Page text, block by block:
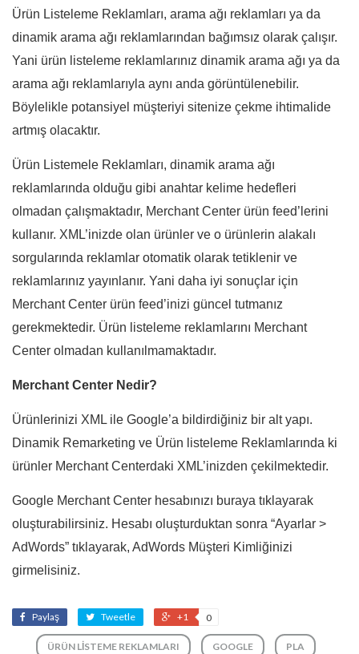
Ürün Listeleme Reklamları, arama ağı reklamları ya da
dinamik arama ağı reklamlarından bağımsız olarak çalışır.
Yani ürün listeleme reklamlarınız dinamik arama ağı ya da
arama ağı reklamlarıyla aynı anda görüntülenebilir.
Böylelikle potansiyel müşteriyi sitenize çekme ihtimalide
artmış olacaktır.
Ürün Listemele Reklamları, dinamik arama ağı
reklamlarında olduğu gibi anahtar kelime hedefleri
olmadan çalışmaktadır, Merchant Center ürün feed’lerini
kullanır. XML’inizde olan ürünler ve o ürünlerin alakalı
sorgularında reklamlar otomatik olarak tetiklenir ve
reklamlarınız yayınlanır. Yani daha iyi sonuçlar için
Merchant Center ürün feed’inizi güncel tutmanız
gerekmektedir. Ürün listeleme reklamlarını Merchant
Center olmadan kullanılmamaktadır.
Merchant Center Nedir?
Ürünlerinizi XML ile Google’a bildirdiğiniz bir alt yapı.
Dinamik Remarketing ve Ürün listeleme Reklamlarında ki
ürünler Merchant Centerdaki XML’inizden çekilmektedir.
Google Merchant Center hesabınızı buraya tıklayarak
oluşturabilirsiniz. Hesabı oluşturduktan sonra “Ayarlar >
AdWords” tıklayarak, AdWords Müşteri Kimliğinizi
girmelisiniz.
Paylaş Tweetle +1 0
ÜRÜN LISTEME REKLAMLARI GOOGLE PLA